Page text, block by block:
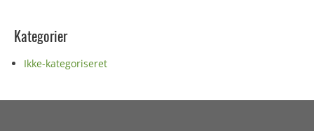
Kategorier
Ikke-kategoriseret